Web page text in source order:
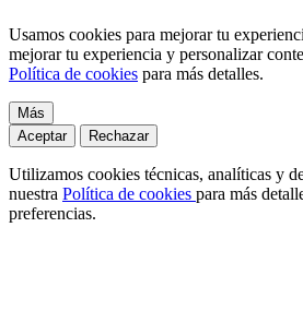
Usamos cookies para mejorar tu
mejorar tu experiencia y personalizar
Política de cookies para más detalles.
Más
Aceptar
Rechazar
Utilizamos cookies técnicas, analíticas y
nuestra Política de cookies para más
preferencias.